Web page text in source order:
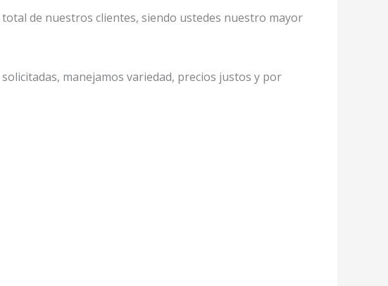
de nuestros clientes, siendo ustedes nuestro mayor
manejamos variedad, precios justos y por